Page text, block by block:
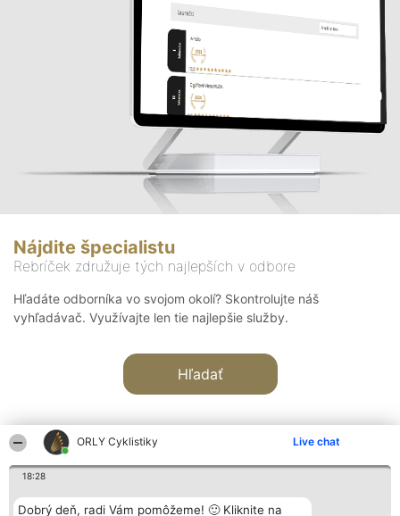
ORLY Cyklistiky Live chat
18:28
Dobrý deň, radi Vám pomôžeme! 🙂 Kliknite na
Nájdite špecialistu
Rebríček združuje tých najlepších v odbore
Hľadáte odborníka vo svojom okolí? Skontrolujte náš
vyhľadávač. Využívajte len tie najlepšie služby.
Hľadať
Organizátor hodnotenia Hodnotenie Kontakt